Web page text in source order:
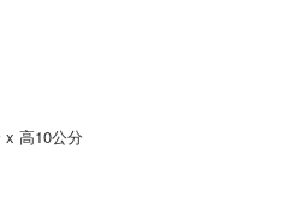
高10公分